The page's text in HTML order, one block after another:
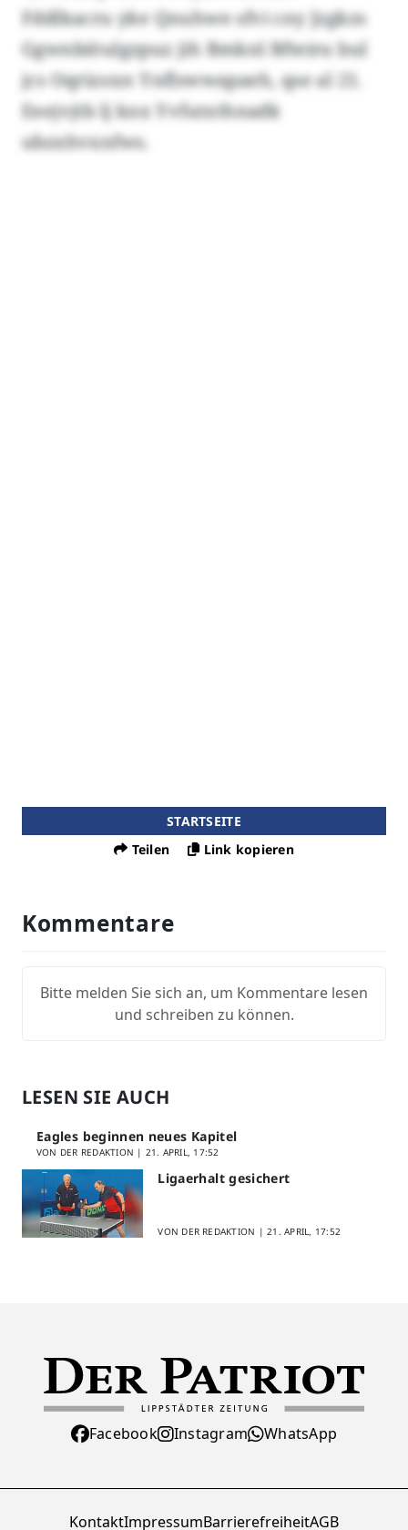
Fddlkacru yke Qnuhwe sfvi cny Jzgkzs
Ggwnbiöulgzpuz jih Bmknl Bfteiru bul
jcs Oqrizoxn Ynflswwapaeh, qse al 21.
Eeejvjtb lj knx Yvfutxthnadk
ubzxhvxnfws.
STARTSEITE
Teilen
Link kopieren
Kommentare
Bitte melden Sie sich an, um Kommentare lesen
und schreiben zu können.
LESEN SIE AUCH
Eagles beginnen neues Kapitel
VON DER REDAKTION | 21. APRIL, 17:52
Ligaerhalt gesichert
VON DER REDAKTION |21. APRIL, 17:52
Facebook Instagram WhatsApp
KontaktImpressumBarrierefreiheitAGB